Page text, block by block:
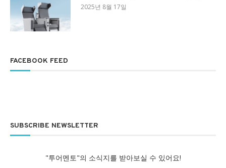
2025년 8월 17일
FACEBOOK FEED
SUBSCRIBE NEWSLETTER
"투어멘토"의 소식지를 받아보실 수 있어요!